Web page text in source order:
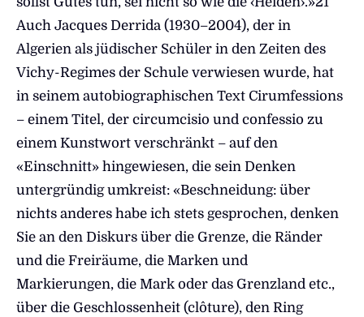
Auch Jacques Derrida (1930–2004), der in
Algerien als jüdischer Schüler in den Zeiten des
Vichy-Regimes der Schule verwiesen wurde, hat
in seinem autobiographischen Text Cirumfessions
– einem Titel, der circumcisio und confessio zu
einem Kunstwort verschränkt – auf den
«Einschnitt» hingewiesen, die sein Denken
untergründig umkreist: «Beschneidung: über
nichts anderes habe ich stets gesprochen, denken
Sie an den Diskurs über die Grenze, die Ränder
und die Freiräume, die Marken und
Markierungen, die Mark oder das Grenzland etc.,
über die Geschlossenheit (clôture), den Ring